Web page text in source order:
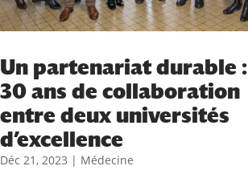
Un partenariat durable :
30 ans de collaboration
entre deux universités
d’excellence
Déc 21, 2023 | Médecine